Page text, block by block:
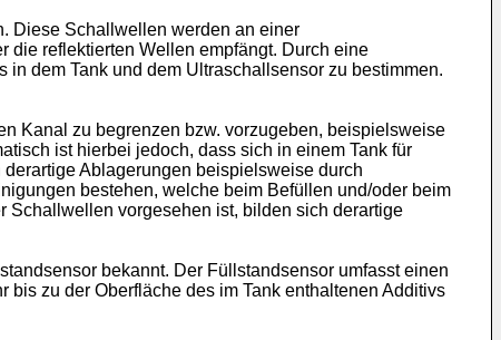
Diese Schallwellen werden an einer
die reflektierten Wellen empfängt. Durch eine
dem Tank und dem Ultraschallsensor zu bestimmen.
Kanal zu begrenzen bzw. vorzugeben, beispielsweise
ist hierbei jedoch, dass sich in einem Tank für
Ablagerungen beispielsweise durch
bestehen, welche beim Befüllen und/oder beim
Schallwellen vorgesehen ist, bilden sich derartige
bekannt. Der Füllstandsensor umfasst einen
zu der Oberfläche des im Tank enthaltenen Additivs